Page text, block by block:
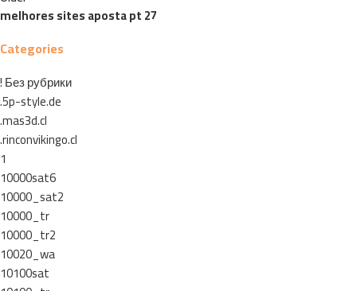
melhores sites aposta pt 27
Categories
! Без рубрики
.5p-style.de
.mas3d.cl
.rinconvikingo.cl
1
10000sat6
10000_sat2
10000_tr
10000_tr2
10020_wa
10100sat